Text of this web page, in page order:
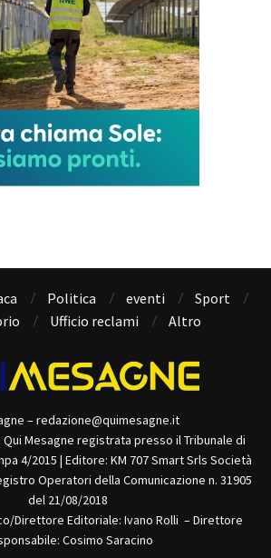
Politica eventi
Sport
Ufficio reclami Altro
– redazione@quimesagne.it
Mesagne registrata presso il Tribunale di
4/2015 | Editore: KM 707 Smart Srls Società
Operatori della Comunicazione n. 31905
del 21/08/2018
Direttore Editoriale: Ivano Rolli – Direttore
Cosimo Saracino